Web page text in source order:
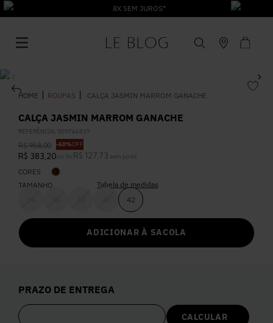
8X SEM JUROS*
ROUPAS CALÇA JASMIN MARROM GANACHE
CALÇA JASMIN MARROM GANACHE
REFERÊNCIA: 009766837
R$ 958,00 -60%OFF
R$ 383,20 ou 3 x R$ 127 73 sem juros
CORES
TAMANHO
42
Tabela de medidas
ADICIONAR À SACOLA
PRAZO DE ENTREGA
1 º Vestido
2 Roupas
4º Blusa
5º Calça